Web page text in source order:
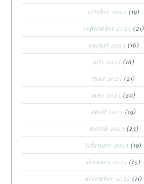
october 2023 (19)
september 2023 (21)
august 2023 (16)
july 2023 (16)
june 2023 (21)
may 2023 (20)
april 2023 (19)
march 2023 (23)
february 2023 (19)
january 2023 (15)
december 2022 (11)